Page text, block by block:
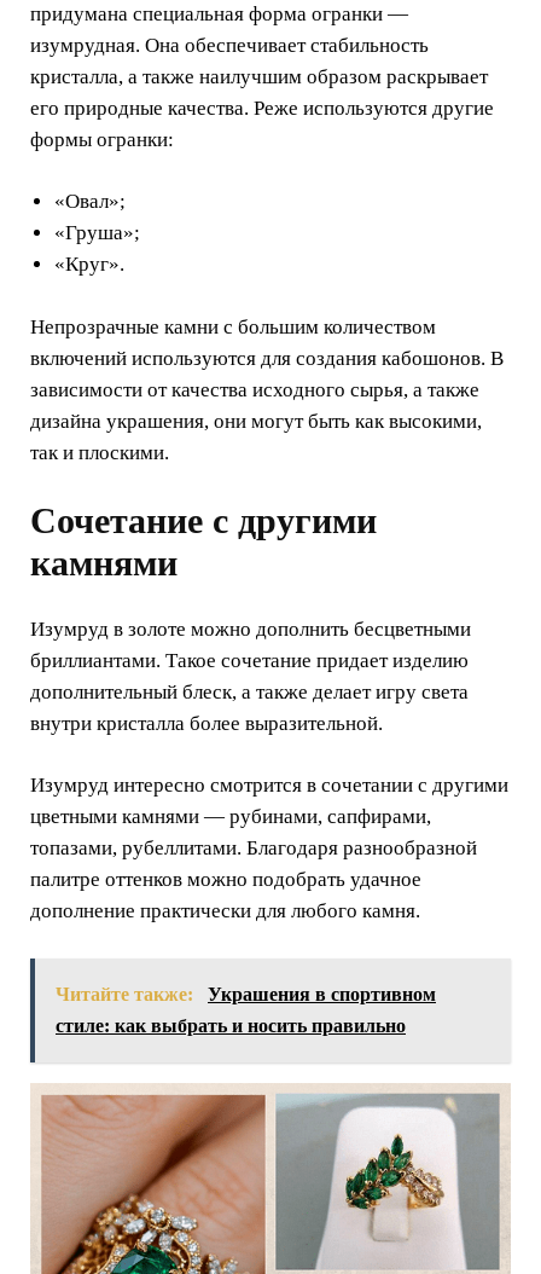
придумана специальная форма огранки —
изумрудная. Она обеспечивает стабильность
кристалла, а также наилучшим образом раскрывает
его природные качества. Реже используются другие
формы огранки:
«Овал»;
«Груша»;
«Круг».
Непрозрачные камни с большим количеством
включений используются для создания кабошонов. В
зависимости от качества исходного сырья, а также
дизайна украшения, они могут быть как высокими,
так и плоскими.
Сочетание с другими
камнями
Изумруд в золоте можно дополнить бесцветными
бриллиантами. Такое сочетание придает изделию
дополнительный блеск, а также делает игру света
внутри кристалла более выразительной.
Изумруд интересно смотрится в сочетании с другими
цветными камнями — рубинами, сапфирами,
топазами, рубеллитами. Благодаря разнообразной
палитре оттенков можно подобрать удачное
дополнение практически для любого камня.
Читайте также:
Украшения в спортивном
стиле: как выбрать и носить правильно